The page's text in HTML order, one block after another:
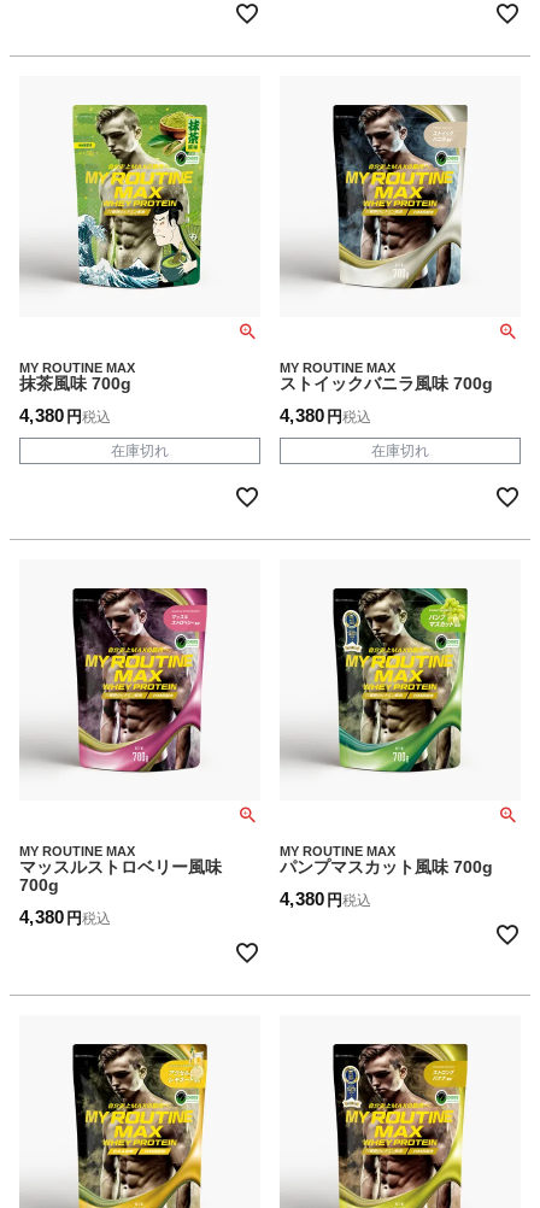
MY ROUTINE MAX
抹茶風味 700g
4,380
税込
在庫切れ
MY ROUTINE MAX
ストイックバニラ風味 700g
4,380
税込
在庫切れ
MY ROUTINE MAX
マッスルストロベリー風味
700g
4,380 税込
MY ROUTINE MAX
パンプマスカット風味 700g
4,380 税込